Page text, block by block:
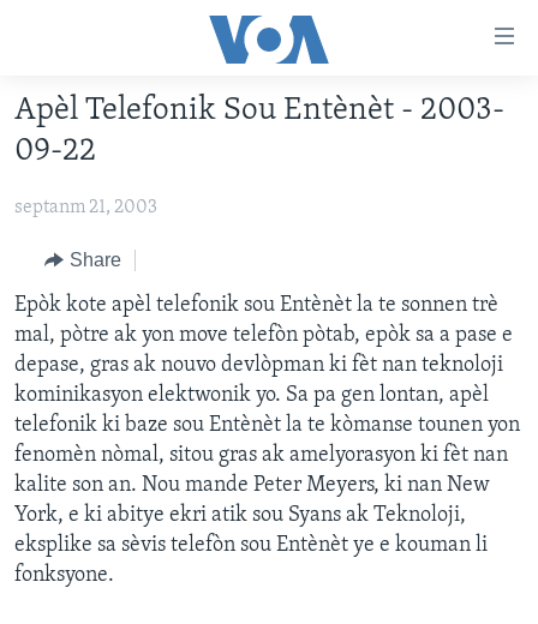
Skip
to
main
Skip
Navigation
Skip
to
Search
AYITI
AMERIK LATIN
ENTÈNASYONAL
VIDEO
FLASHPOINT IKRÈN
Learning English
SUIV NOU
Languages
Apèl Telefonik Sou Entènèt - 2003-
09-22
septanm 21, 2003
Share
Epòk kote apèl telefonik sou Entènèt la te sonnen trè
mal, pòtre ak yon move telefòn pòtab, epòk sa a pase e
depase, gras ak nouvo devlòpman ki fèt nan teknoloji
kominikasyon elektwonik yo. Sa pa gen lontan, apèl
telefonik ki baze sou Entènèt la te kòmanse tounen yon
fenomèn nòmal, sitou gras ak amelyorasyon ki fèt nan
kalite son an. Nou mande Peter Meyers, ki nan New
York, e ki abitye ekri atik sou Syans ak Teknoloji,
eksplike sa sèvis telefòn sou Entènèt ye e kouman li
fonksyone.